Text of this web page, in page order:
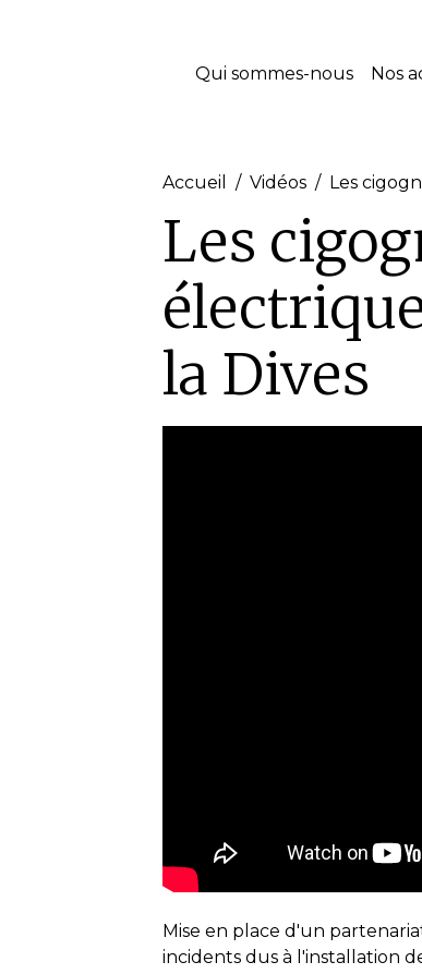
Qui sommes-nous Nos
Accueil Vidéos Les
Les
la Dives
Mise en place d'un
incidents dus à l'installation